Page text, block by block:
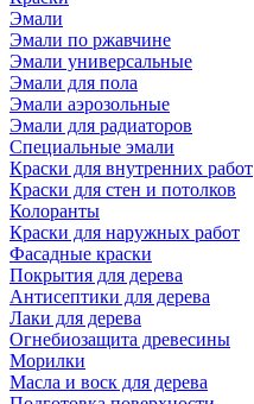
Эмали
Эмали по ржавчине
Эмали универсальные
Эмали для пола
Эмали аэрозольные
Эмали для радиаторов
Специальные эмали
Краски для внутренних работ
Краски для стен и потолков
Колоранты
Краски для наружных работ
Фасадные краски
Покрытия для дерева
Антисептики для дерева
Лаки для дерева
Огнебиозащита древесины
Морилки
Масла и воск для дерева